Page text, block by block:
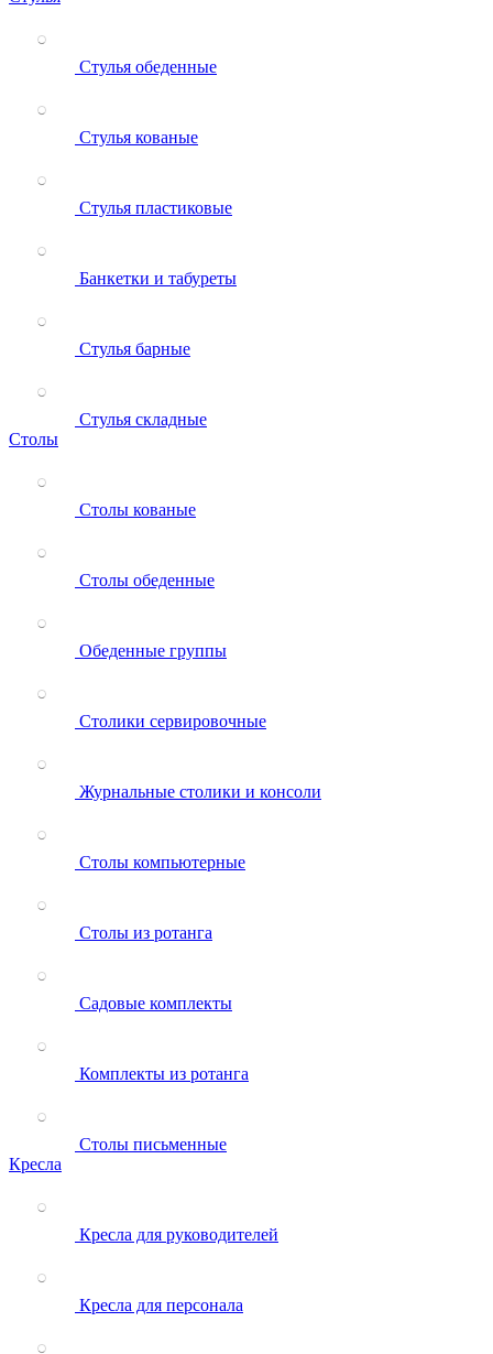
Стулья обеденные
Стулья кованые
Стулья пластиковые
Банкетки и табуреты
Стулья барные
Стулья складные
Столы
Столы кованые
Столы обеденные
Обеденные группы
Столики сервировочные
Журнальные столики и консоли
Столы компьютерные
Столы из ротанга
Садовые комплекты
Комплекты из ротанга
Столы письменные
Кресла
Кресла для руководителей
Кресла для персонала